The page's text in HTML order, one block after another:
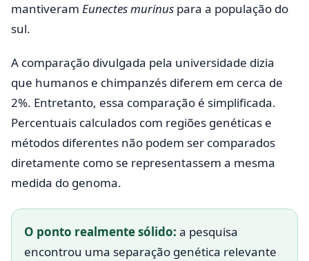
mantiveram Eunectes murinus para a população do
sul.
A comparação divulgada pela universidade dizia
que humanos e chimpanzés diferem em cerca de
2%. Entretanto, essa comparação é simplificada.
Percentuais calculados com regiões genéticas e
métodos diferentes não podem ser comparados
diretamente como se representassem a mesma
medida do genoma.
O ponto realmente sólido: a pesquisa
encontrou uma separação genética relevante